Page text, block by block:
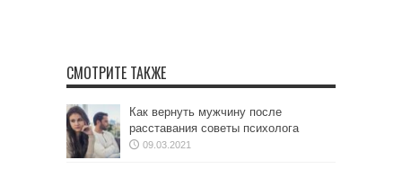
СМОТРИТЕ ТАКЖЕ
Как вернуть мужчину после
расставания советы психолога
09.03.2021